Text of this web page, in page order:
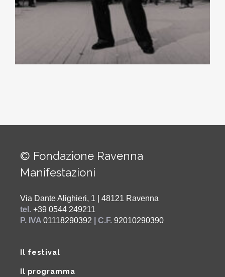
© Fondazione Ravenna
Manifestazioni
Via Dante Alighieri, 1 | 48121 Ravenna
tel. +39 0544 249211
P. IVA 01118290392 | C.F. 92010290390
Il festival
Il programma